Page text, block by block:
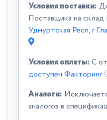
Условия поставки:
Поставщика на
Удмуртская Респ, г
Условия оплаты: C
доступен Факторинг
Аналоги:
аналогов в